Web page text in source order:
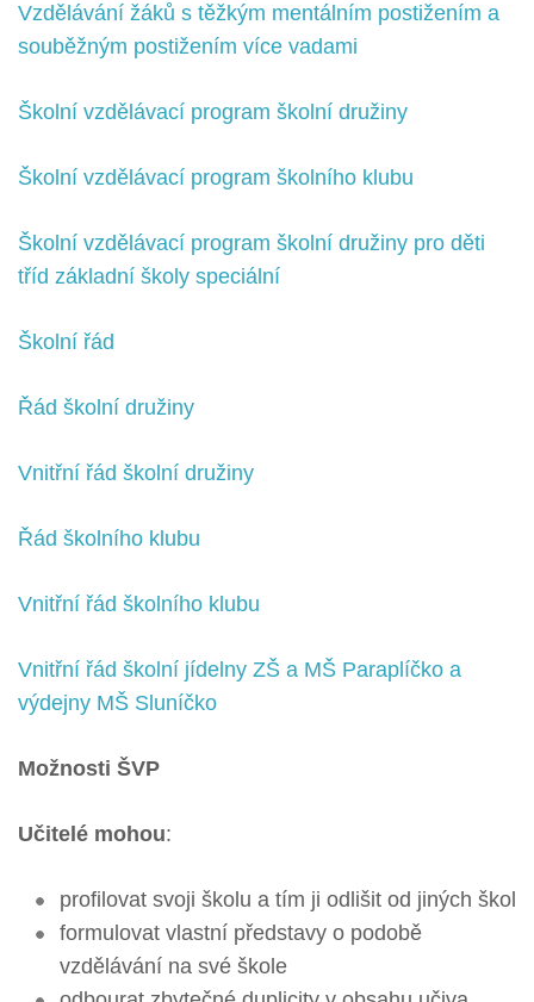
Vzdělávání žáků s těžkým mentálním postižením a
souběžným postižením více vadami
Školní vzdělávací program školní družiny
Školní vzdělávací program školního klubu
Školní vzdělávací program školní družiny pro děti
tříd základní školy speciální
Školní řád
Řád školní družiny
Vnitřní řád školní družiny
Řád školního klubu
Vnitřní řád školního klubu
Vnitřní řád školní jídelny ZŠ a MŠ Paraplíčko a
výdejny MŠ Sluníčko
Možnosti ŠVP
Učitelé mohou:
profilovat svoji školu a tím ji odlišit od jiných škol
formulovat vlastní představy o podobě
vzdělávání na své škole